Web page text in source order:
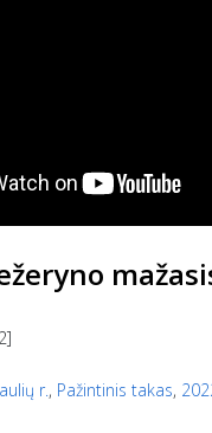
r., Pažintinis takas,